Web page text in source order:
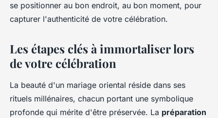
se positionner au bon endroit, au bon moment, pour
capturer l'authenticité de votre célébration.
Les étapes clés à immortaliser lors
de votre célébration
La beauté d'un mariage oriental réside dans ses
rituels millénaires, chacun portant une symbolique
profonde qui mérite d'être préservée. La préparation